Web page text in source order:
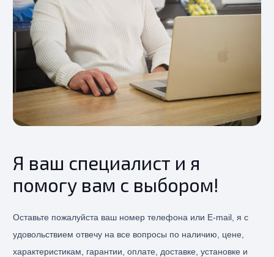
Я ваш специалист и я
помогу вам с выбором!
Оставьте пожалуйста ваш номер телефона или E-mail, я с
удовольствием отвечу на все вопросы по наличию, цене,
характеристикам, гарантии, оплате, доставке, установке и